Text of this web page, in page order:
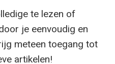
te lezen of
je eenvoudig en
meteen toegang tot
artikelen!